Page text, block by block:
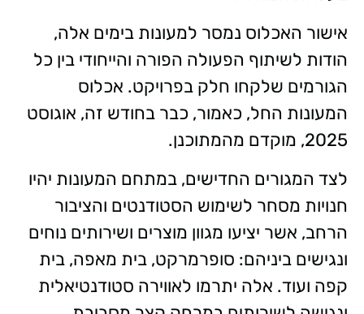
אישור האכלוס נמסר למעונות בימים אלה,
הודות לשיתוף הפעולה הפורה והייחודי בין כל
הגורמים שלקחו חלק בפרויקט. אכלוס
המעונות החל, כאמור, כבר בחודש זה, אוגוסט
2025, מוקדם מהמתוכנן.
לצד המגורים החדישים, במתחם המעונות יהיו
חנויות מסחר לשימוש הסטודנטים והציבור
הרחב, אשר יציעו מגוון מוצרים ושירותים נוחים
ונגישים ביניהם: סופרמרקט, בית מאפה, בית
קפה ועוד. אלה יתרמו לאווירה סטודנטיאלית